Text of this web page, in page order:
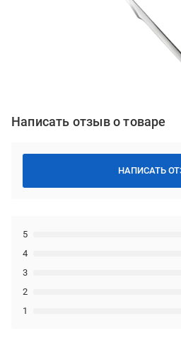
Написать отзыв о товаре
НАПИСАТЬ
1
2
3
4
5